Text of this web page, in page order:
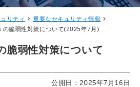
リティ
重要なセキュリティ情報
脆弱性対策について(2025年7月)
脆弱性対策について
公開日：2025年7月16日